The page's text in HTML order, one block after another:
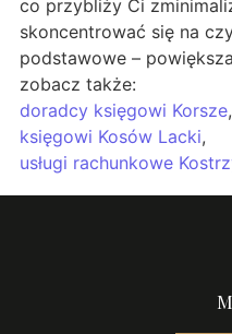
co przybliży Ci
skoncentrować się na
podstawowe –
zobacz także:
doradcy księgowi Korsze,
księgowi Kosów Lacki,
usługi rachunkowe